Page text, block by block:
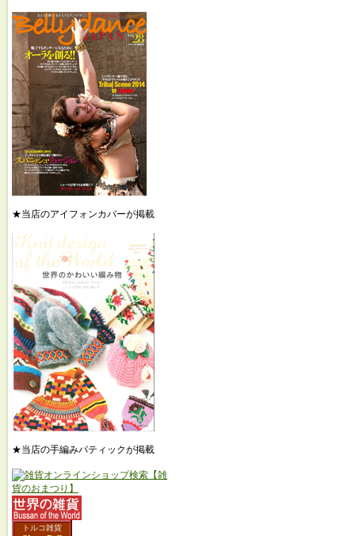
★当店のアイフォンカバーが掲載
★当店の手編みパティックが掲載
トルコ雑貨